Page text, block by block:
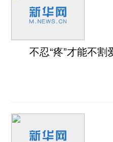
不忍“疼”才能不割